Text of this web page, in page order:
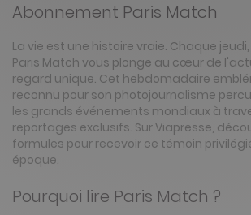
Abonnement Paris Match
La vie est une histoire vraie. Chaque
Paris Match vous plonge au cœur de
regard unique. Cet hebdomadaire
reconnu pour son photojournalisme
les grands événements mondiaux à
reportages exclusifs. Sur Viapresse,
formules pour recevoir ce témoin
époque.
Pourquoi lire Paris Match ?